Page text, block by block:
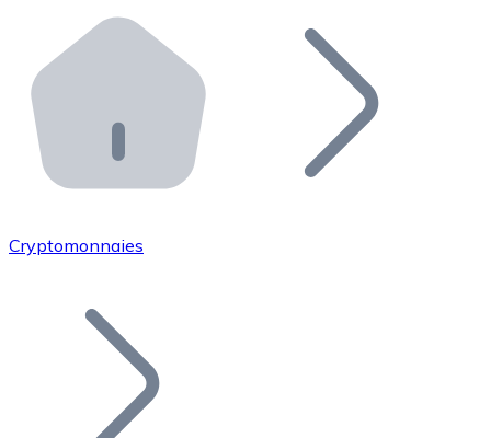
Distributeurs automatiques Bitnovo
Intégrez un ATM Bitnovo dans votre entreprise et
API Bitnovo
Intégrez notre API dans votre écosystème.
Rejoignez notre réseau de distributeurs et
Ajoutez le token de votre projet à notre service
Cryptomonnaies